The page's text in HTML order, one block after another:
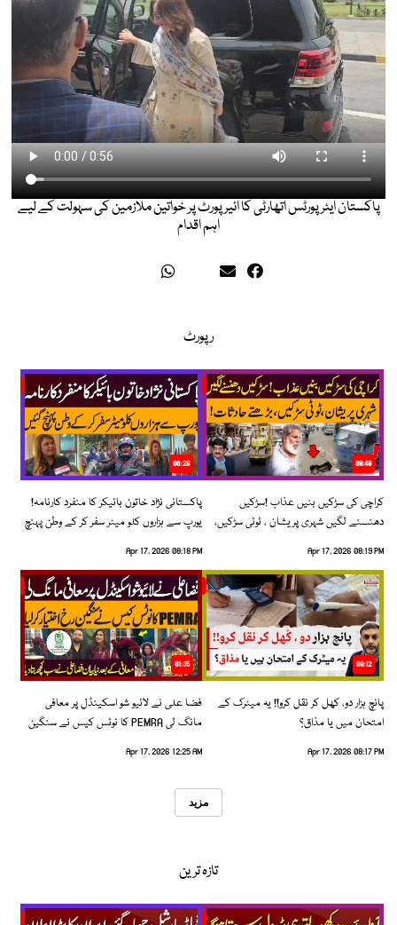
پاکستان ایئرپورٹس اتھارٹی کا ائیرپورٹ پر خواتین ملازمین کی سہولت کے لیے
اہم اقدام
رپورٹ
08:48
کراچی کی سڑکیں بنیں عذاب !سڑکیں
دھنسنے لگیں شہری پریشان ، ٹوٹی سڑکیں،
Apr 17, 2026 08:19 PM
06:28
پاکستانی نژاد خاتون بائیکر کا منفرد کارنامہ!
یورپ سے ہزاروں کلو میٹر سفر کر کے وطن پہنچ
Apr 17, 2026 08:18 PM
09:12
پانچ ہزار دو، کھل کر نقل کرو!! یہ میٹرک کے
امتحان میں یا مذاق؟
Apr 17, 2026 08:17 PM
01:35
فضا علی نے لائیو شو اسکینڈل پر معافی
مانگ لی PEMRA کا نوٹس کیس نے سنگین
Apr 17, 2026 12:25 AM
مزید
تازہ ترین